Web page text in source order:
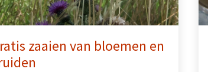
zaaien van bloemen en